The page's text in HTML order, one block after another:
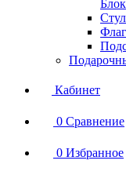
Кабинет
0 Сравнение
0 Избранное